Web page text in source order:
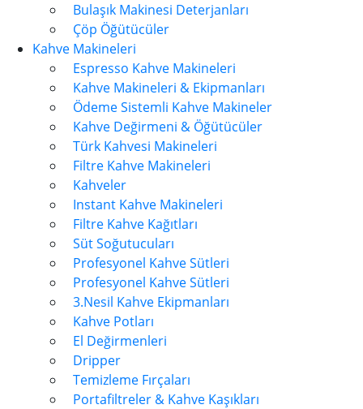
Bulaşık Makinesi Deterjanları
Çöp Öğütücüler
Kahve Makineleri
Espresso Kahve Makineleri
Kahve Makineleri & Ekipmanları
Ödeme Sistemli Kahve Makineler
Kahve Değirmeni & Öğütücüler
Türk Kahvesi Makineleri
Filtre Kahve Makineleri
Kahveler
Instant Kahve Makineleri
Filtre Kahve Kağıtları
Süt Soğutucuları
Profesyonel Kahve Sütleri
Profesyonel Kahve Sütleri
3.Nesil Kahve Ekipmanları
Kahve Potları
El Değirmenleri
Dripper
Temizleme Fırçaları
Portafiltreler & Kahve Kaşıkları